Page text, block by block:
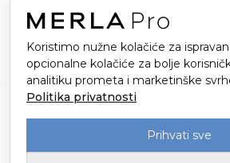
Tvornica tekstila Trgovišće d.o.o. za
Sudski registar kod Trgovačkog
Temeljni kapital 3.147.149,78 € /
Koristimo nužne kolačiće za
opcionalne kolačiće za bolje
analitiku prometa i marketinške
Politika privatnosti
Prihvati sve